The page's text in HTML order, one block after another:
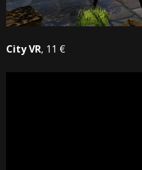
City VR, 11 €